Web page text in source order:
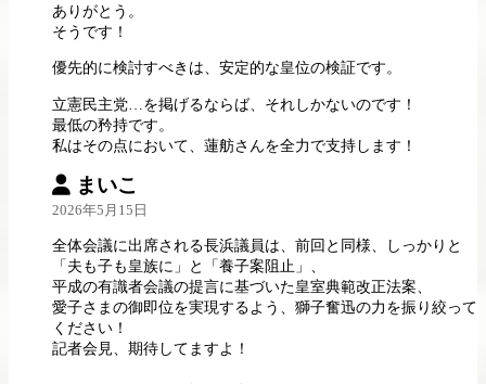
ありがとう。
そうです！
優先的に検討すべきは、安定的な皇位の検証です。
立憲民主党…を掲げるならば、それしかないのです！
最低の矜持です。
私はその点において、蓮舫さんを全力で支持します！
まいこ
2026年5月15日
全体会議に出席される長浜議員は、前回と同様、しっかりと
「夫も子も皇族に」と「養子案阻止」、
平成の有識者会議の提言に基づいた皇室典範改正法案、
愛子さまの御即位を実現するよう、獅子奮迅の力を振り絞って
ください！
記者会見、期待してますよ！